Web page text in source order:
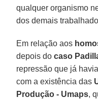
qualquer organismo
dos demais
Em relação aos
depois do caso
repressão que já
com a existência das
Produção - Umaps,